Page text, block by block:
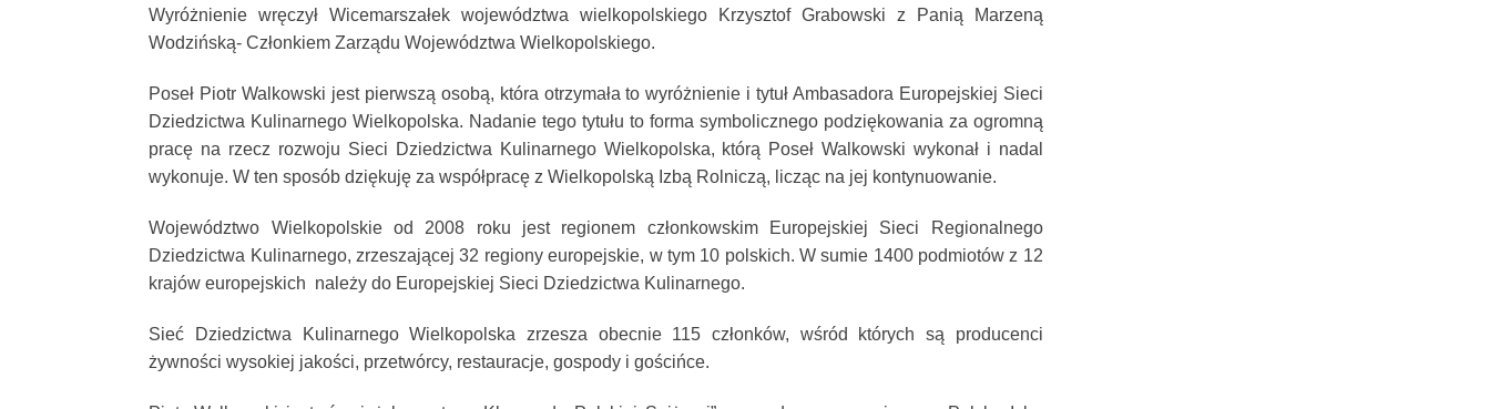
Wyróżnienie wręczył Wicemarszałek województwa wielkopolskiego Krzysztof Grabowski z Panią Marzeną
Wodzińską- Członkiem Zarządu Województwa Wielkopolskiego.
Poseł Piotr Walkowski jest pierwszą osobą, która otrzymała to wyróżnienie i tytuł Ambasadora Europejskiej Sieci
Dziedzictwa Kulinarnego Wielkopolska. Nadanie tego tytułu to forma symbolicznego podziękowania za ogromną
pracę na rzecz rozwoju Sieci Dziedzictwa Kulinarnego Wielkopolska, którą Poseł Walkowski wykonał i nadal
wykonuje. W ten sposób dziękuję za współpracę z Wielkopolską Izbą Rolniczą, licząc na jej kontynuowanie.
Województwo Wielkopolskie od 2008 roku jest regionem członkowskim Europejskiej Sieci Regionalnego
Dziedzictwa Kulinarnego, zrzeszającej 32 regiony europejskie, w tym 10 polskich. W sumie 1400 podmiotów z 12
krajów europejskich należy do Europejskiej Sieci Dziedzictwa Kulinarnego.
Sieć Dziedzictwa Kulinarnego Wielkopolska zrzesza obecnie 115 członków, wśród których są producenci
żywności wysokiej jakości, przetwórcy, restauracje, gospody i gościńce.